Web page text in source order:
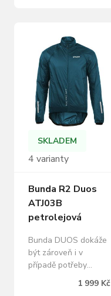
na rám kola. Bunda
má kapuci, kterou lze
složit do límce.
Reflexní prvky
Kapsička na zip na
zadním díle Stahování
dolního kraje
Odepínací rukávy
Dlouhý hlavní zip
SKLADEM
4 varianty
Bunda R2 Duos
ATJ03B
petrolejová
Bunda DUOS dokáže
být zároveň i v
případě potřeby
vestou, kdy snadno
díky zipu odejmete
1 999 Kč